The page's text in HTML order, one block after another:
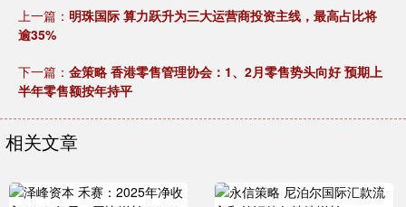
上一篇： 明珠国际 算力跃升为三大运营商投资主线，最高占比将
逾35%
下一篇： 金策略 香港零售管理协会：1、2月零售势头向好 预期上
半年零售额按年持平
相关文章